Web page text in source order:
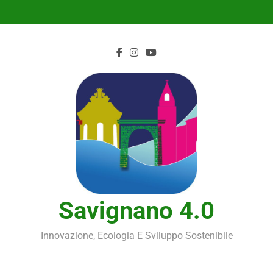
Savignano 4.0
Innovazione, Ecologia E Sviluppo Sostenibile